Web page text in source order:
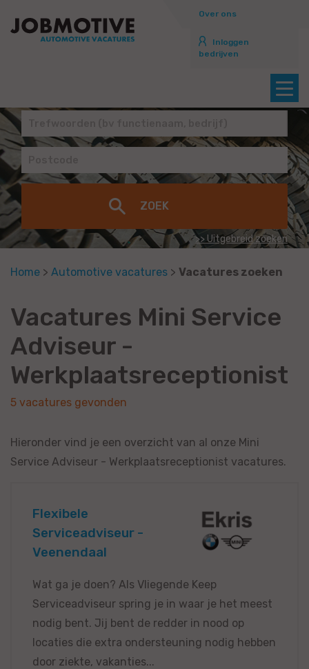
Over ons
Inloggen
bedrijven
>> Uitgebreid zoeken
Home > Automotive vacatures > Vacatures zoeken
Vacatures Mini Service
Adviseur -
Werkplaatsreceptionist
5 vacatures gevonden
Hieronder vind je een overzicht van al onze Mini
Service Adviseur - Werkplaatsreceptionist vacatures.
Flexibele
Serviceadviseur -
Veenendaal
Wat ga je doen? Als Vliegende Keep
Serviceadviseur spring je in waar je het meest
nodig bent. Jij bent de redder in nood op
locaties die extra ondersteuning nodig hebben
door ziekte, vakanties...